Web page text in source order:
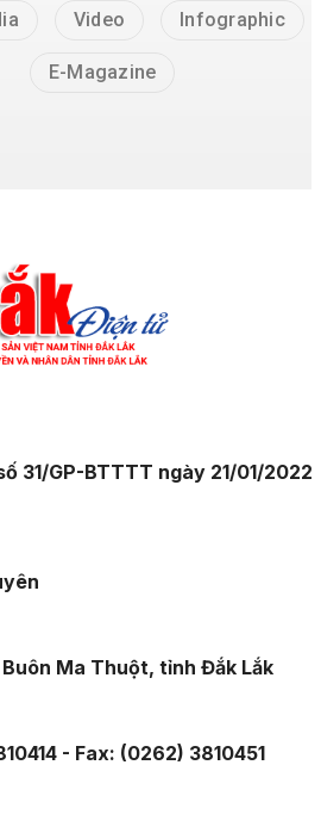
Video Infographic
E-Magazine
31/GP-BTTTT ngày 21/01/2022
Ma Thuột, tỉnh Đắk Lắk
- Fax: (0262) 3810451